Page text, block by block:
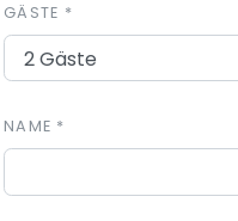
GÄSTE *
NAME *